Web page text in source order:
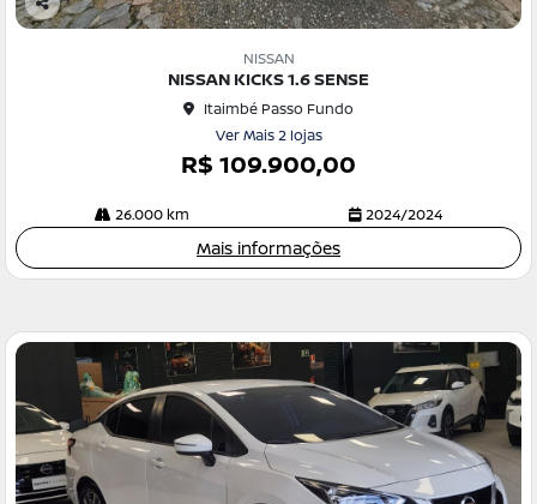
Co
NISSAN
NISSAN KICKS 1.6 SENSE
Itaimbé Passo Fundo
Ver Mais 2 lojas
R$ 109.900,00
26.000 km 2024/2024
Mais informações